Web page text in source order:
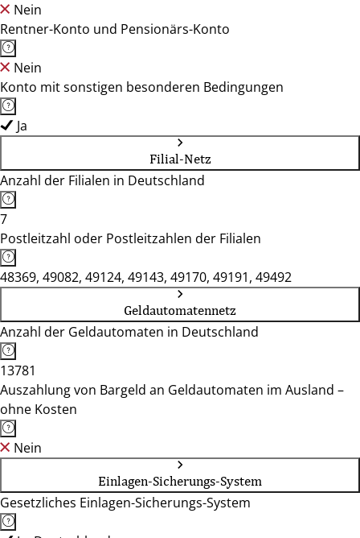
Nein
Rentner-Konto und Pensionärs-Konto
Nein
Konto mit sonstigen besonderen Bedingungen
Ja
Filial-Netz
Anzahl der Filialen in Deutschland
7
Postleitzahl oder Postleitzahlen der Filialen
48369, 49082, 49124, 49143, 49170, 49191, 49492
Geldautomatennetz
Anzahl der Geldautomaten in Deutschland
13781
Auszahlung von Bargeld an Geldautomaten im Ausland –
ohne Kosten
Nein
Einlagen-Sicherungs-System
Gesetzliches Einlagen-Sicherungs-System